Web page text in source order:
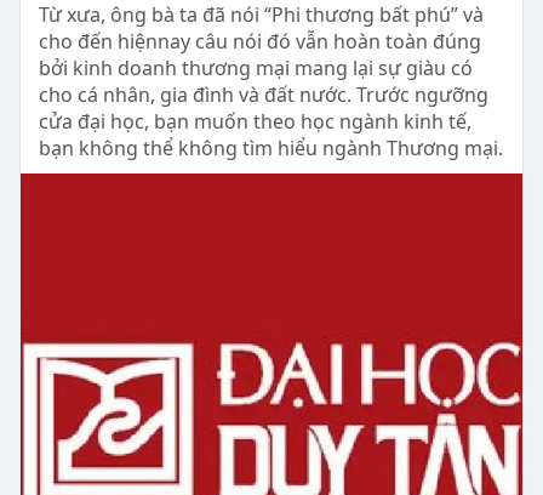
Từ xưa, ông bà ta đã nói “Phi thương bất phú” và
cho đến hiệnnay câu nói đó vẫn hoàn toàn đúng
bởi kinh doanh thương mại mang lại sự giàu có
cho cá nhân, gia đình và đất nước. Trước ngưỡng
cửa đại học, bạn muốn theo học ngành kinh tế,
bạn không thể không tìm hiểu ngành Thương mại.